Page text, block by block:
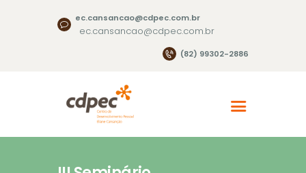
ec.cansancao@cdpec.com.br
ec.cansancao@cdpec.com.br
(82) 99302-2886